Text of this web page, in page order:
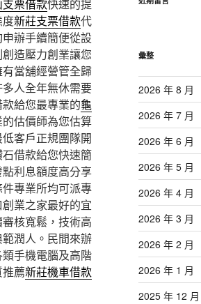
支票借款快速的提
度新莊支票借款代
辦手續簡便從設
造壓力創業讓您
當舖經營管全歸
人全年無休需要
給您最專業的龜
估價師為您估算
客戶正規團隊開
借款給您快速簡
利息額度高分享
專業所均可派專
業之家最好的宜
核寬鬆，技術高
潤人。民間來辦
類手機電腦及高階
薦新莊機車借款
彙整
2026 年 8 月
2026 年 7 月
2026 年 6 月
2026 年 5 月
2026 年 4 月
2026 年 3 月
2026 年 2 月
2026 年 1 月
2025 年 12 月